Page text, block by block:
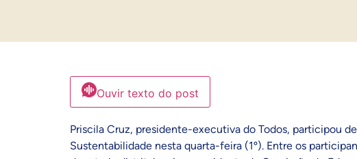
Ouvir texto do post
Priscila Cruz, presidente-executiva do Todos, participou
Sustentabilidade nesta quarta-feira (1º). Entre os